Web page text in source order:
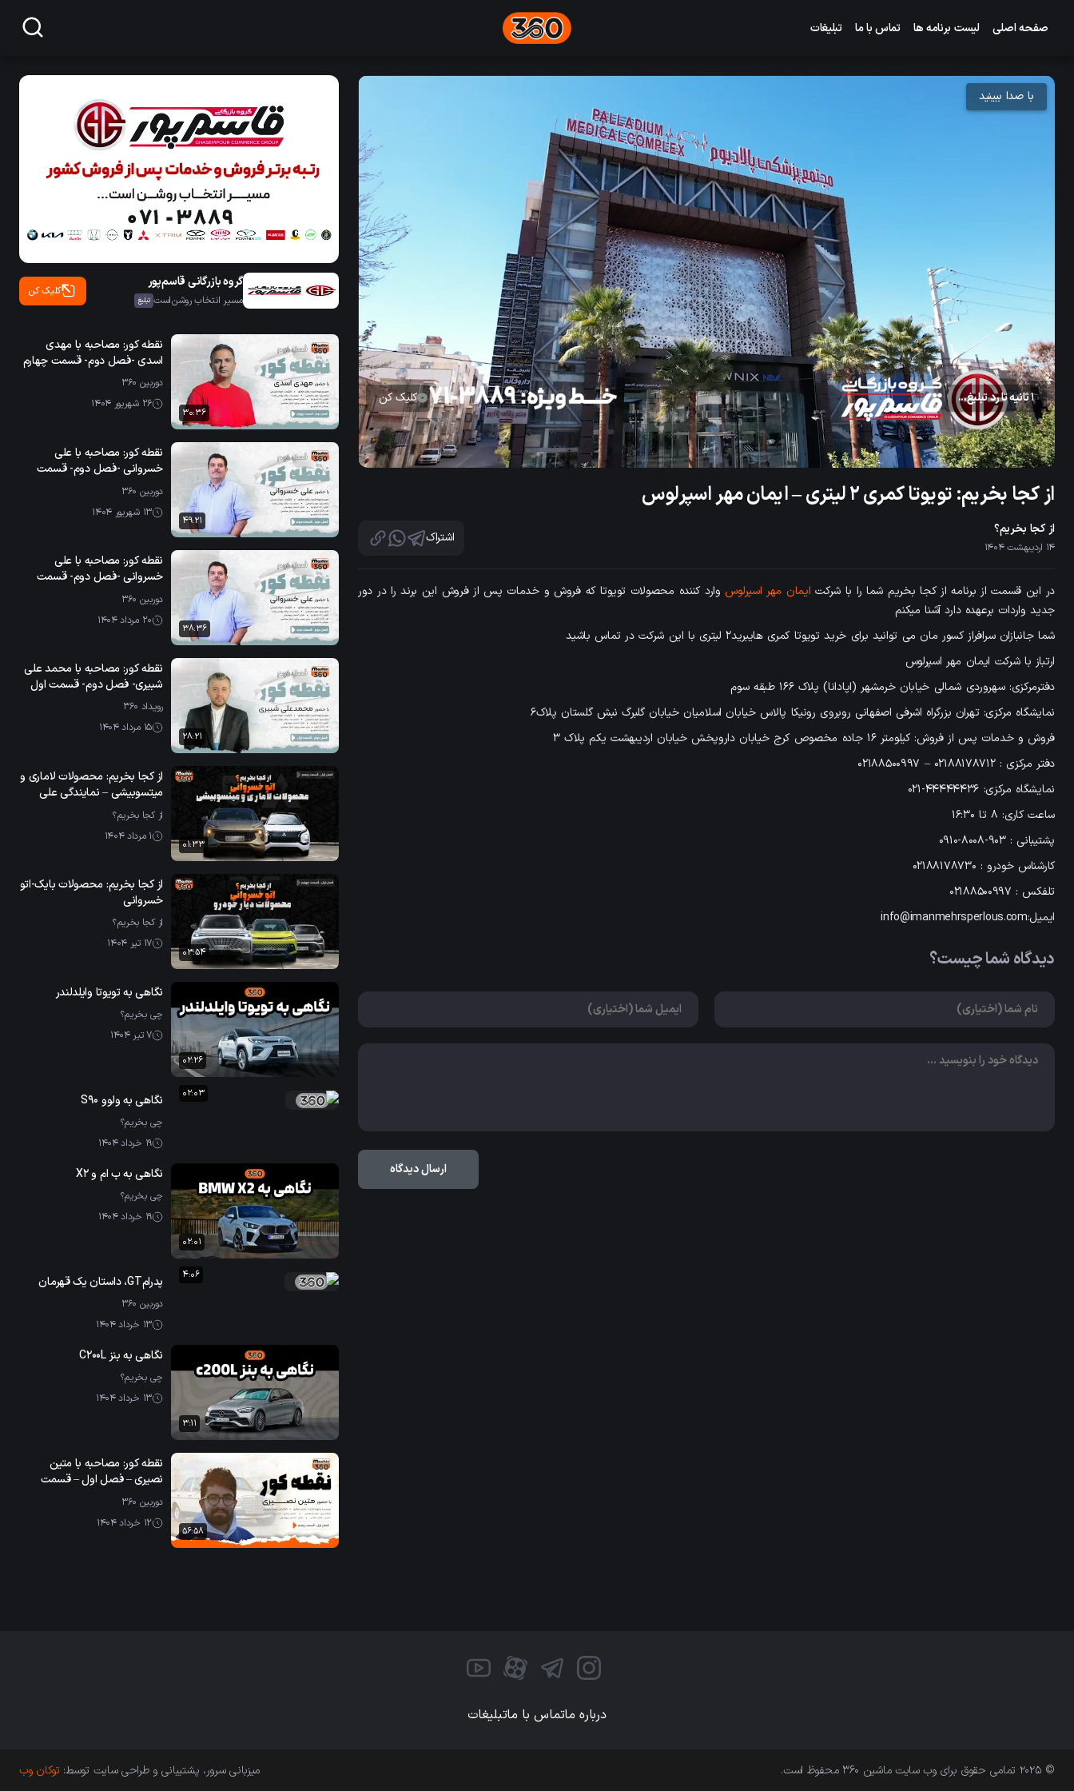
صفحه اصلی لیست برنامه ها تماس با ما تبلیغات
Unmute
Loaded:
100.00%
با صدا ببینید
رد تبلیغ کلیک کن
از کجا بخریم: تویوتا کمری 2 لیتری – ایمان مهر اسپرلوس
از کجا بخریم؟
14 اردیبهشت 1404
اشتراک
در این قسمت از برنامه از کجا بخریم شما را با شرکت ایمان مهر اسپرلوس وارد کننده محصولات تویوتا که فروش و خدمات پس از فروش این برند را در دور
جدید واردات برعهده دارد آشنا میکنم
شما جانبازان سرافراز کسور مان می توانید برای خرید تویوتا کمری هایبرید2 لیتری با این شرکت در تماس باشید
ارتباز با شرکت ایمان مهر اسپرلوس
دفترمرکزی: سهروردی شمالی خیابان خرمشهر (اپادانا) پلاک ۱۶۶ طبقه سوم
نمایشگاه مرکزی: تهران بزرگراه اشرفی اصفهانی روبروی رونیکا پالاس خیابان اسلامیان خیابان گلبرگ نبش گلستان پلاک6
فروش و خدمات پس از فروش: کیلومتر 16 جاده مخصوص کرج خیابان داروپخش خیابان اردیبهشت یکم پلاک 3
دفتر مرکزی : ۰۲۱۸۸۱۷۸۷۱۲ – ۰۲۱۸۸۵۰۰۹۹۷
نمایشگاه مرکزی: ۴۴۴۴۴۴۳۶-۰۲۱
ساعت کاری: ۸ تا ۱۶:۳۰
پشتیبانی : ۹۰۳-۸۰۰۸-۰۹۱۰
کارشناس خودرو : ۰۲۱۸۸۱۷۸۷۳۰
تلفکس : ۰۲۱۸۸۵۰۰۹۹۷
ایمیل:info@imanmehrsperlous.com
دیدگاه شما چیست؟
گروه بازرگانی قاسم پور
مسیر انتخاب روشن است تبلیغ
کلیک کن
30:36
نقطه کور: مصاحبه با مهدی
اسدی -فصل دوم- قسمت چهارم
دوربین ۳۶۰
26 شهریور 1404
49:21
نقطه کور: مصاحبه با علی
خسروانی -فصل دوم- قسمت
دوم -بخش دوم
دوربین ۳۶۰
13 شهریور 1404
38:36
نقطه کور: مصاحبه با علی
خسروانی -فصل دوم- قسمت
دوم -بخش اول
دوربین ۳۶۰
20 مرداد 1404
28:21
نقطه کور: مصاحبه با محمد علی
شبیری- فصل دوم- قسمت اول
رویداد ۳۶۰
15 مرداد 1404
01:33
از کجا بخریم: محصولات لاماری و
میتسوبیشی – نمایندگی علی
خسروانی
از کجا بخریم؟
1 مرداد 1404
03:54
از کجا بخریم: محصولات بایک-اتو
خسروانی
از کجا بخریم؟
17 تیر 1404
02:26
نگاهی به تویوتا وایلدلندر
چی بخریم؟
7 تیر 1404
02:03 نگاهی به ولوو S90
چی بخریم؟
19 خرداد 1404
02:01
نگاهی به ب ام و X2
چی بخریم؟
19 خرداد 1404
4:06 پدرامGT، داستان یک قهرمان
دوربین ۳۶۰
13 خرداد 1404
3:11
نگاهی به بنز C200L
چی بخریم؟
13 خرداد 1404
56:58
نقطه کور: مصاحبه با متین
نصیری – فصل اول – قسمت
دوربین ۳۶۰
12 خرداد 1404
درباره ماتماس با ماتبلیغات
© 2025 تمامی حقوق برای وب سایت ماشین ۳۶۰ محفوظ است. میزبانی سرور، پشتیبانی و طراحی سایت توسط: توکان وب